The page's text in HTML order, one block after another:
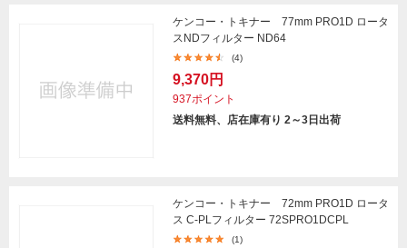
ケンコー・トキナー 77mm PRO1D ロータ
スNDフィルター ND64
(4)
9,370円
937ポイント
送料無料、店在庫有り 2～3日出荷
ケンコー・トキナー 72mm PRO1D ロータ
ス C-PLフィルター 72SPRO1DCPL
(1)